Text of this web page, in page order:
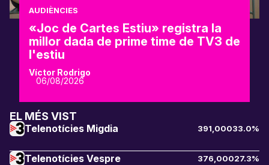
AUDIÈNCIES
«Joc de Cartes Estiu» registra la
millor dada de prime time de TV3 de
l'estiu
Víctor Rodrigo
06/08/2026
EL MÉS VIST
Telenotícies Migdia 391,00033.0%
Telenotícies Vespre 376,00027.3%